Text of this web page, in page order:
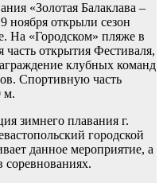
«Золотая Балаклава –
ноября открыли сезон
На «Городском» пляже в
часть открытия Фестиваля,
клубных команд
Спортивную часть
м.
зимнего плавания г.
городской
данное мероприятие, а